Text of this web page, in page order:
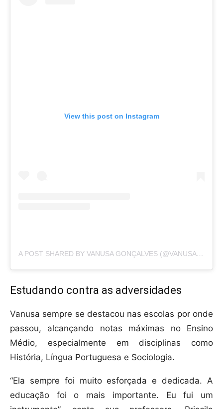
View this post on Instagram
A POST SHARED BY VANUSA GONÇALVES (@VANUSA_JAQUELINE)
Estudando contra as adversidades
Vanusa sempre se destacou nas escolas por onde
passou, alcançando notas máximas no Ensino
Médio, especialmente em disciplinas como
História, Língua Portuguesa e Sociologia.
“Ela sempre foi muito esforçada e dedicada. A
educação foi o mais importante. Eu fui um